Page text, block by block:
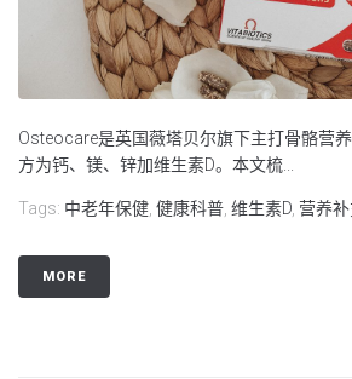
Osteocare是英国薇塔贝尔旗下主打骨骼营
方为钙、镁、锌加维生素D。本文梳...
Tags: 中老年保健 健康科普 维生素D 营养补
MORE